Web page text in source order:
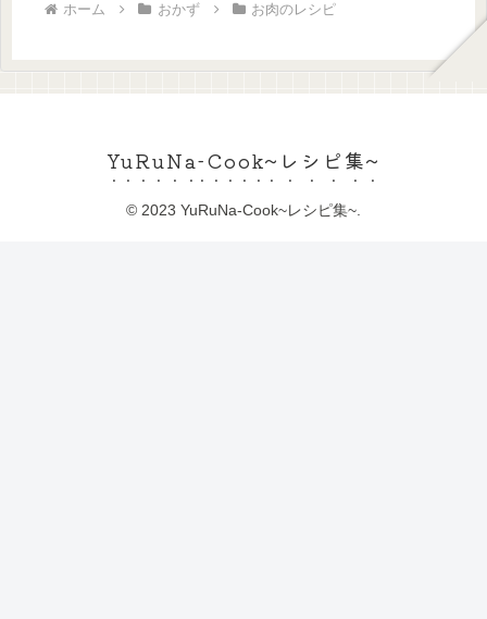
ホーム おかず お肉のレシピ
YuRuNa-Cook~レシピ集~
© 2023 YuRuNa-Cook~レシピ集~.